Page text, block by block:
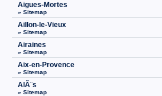
Aigues-Mortes
» Sitemap
Aillon-le-Vieux
» Sitemap
Airaines
» Sitemap
Aix-en-Provence
» Sitemap
AlÃ¨s
» Sitemap